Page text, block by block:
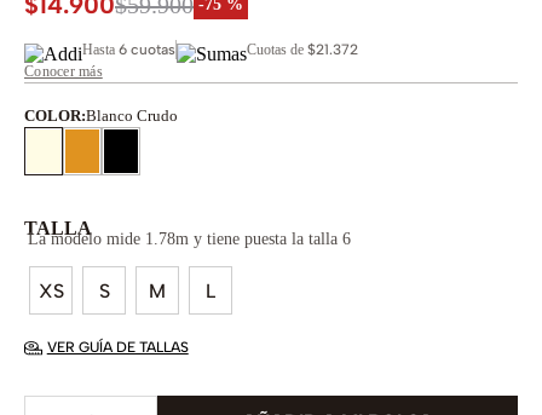
-75 %
Hasta 6 cuotas Cuotas de $21.372
Conocer más
COLOR:Blanco Crudo
TALLA
XS S M L
La modelo mide 1.78m y tiene puesta la talla 6
VER GUÍA DE TALLAS